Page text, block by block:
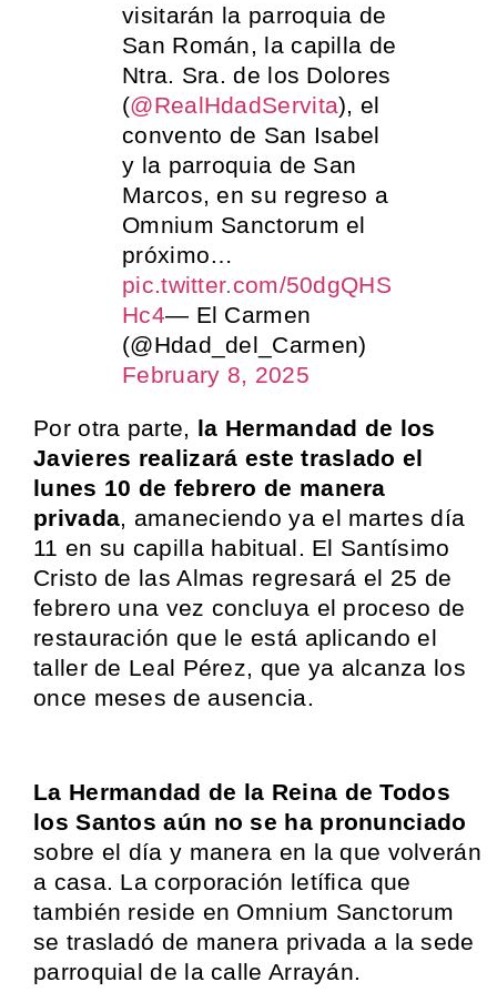
visitarán la parroquia de
San Román, la capilla de
Ntra. Sra. de los Dolores
(@RealHdadServita), el
convento de San Isabel
y la parroquia de San
Marcos, en su regreso a
Omnium Sanctorum el
próximo…
pic.twitter.com/50dgQHS
Hc4— El Carmen
(@Hdad_del_Carmen)
February 8, 2025
Por otra parte, la Hermandad de los
Javieres realizará este traslado el
lunes 10 de febrero de manera
privada, amaneciendo ya el martes día
11 en su capilla habitual. El Santísimo
Cristo de las Almas regresará el 25 de
febrero una vez concluya el proceso de
restauración que le está aplicando el
taller de Leal Pérez, que ya alcanza los
once meses de ausencia.
La Hermandad de la Reina de Todos
los Santos aún no se ha pronunciado
sobre el día y manera en la que volverán
a casa. La corporación letífica que
también reside en Omnium Sanctorum
se trasladó de manera privada a la sede
parroquial de la calle Arrayán.